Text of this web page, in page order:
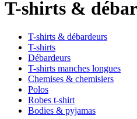
T-shirts &
T-shirts & débardeurs
T-shirts
Débardeurs
T-shirts manches longues
Chemises & chemisiers
Polos
Robes t-shirt
Bodies & pyjamas